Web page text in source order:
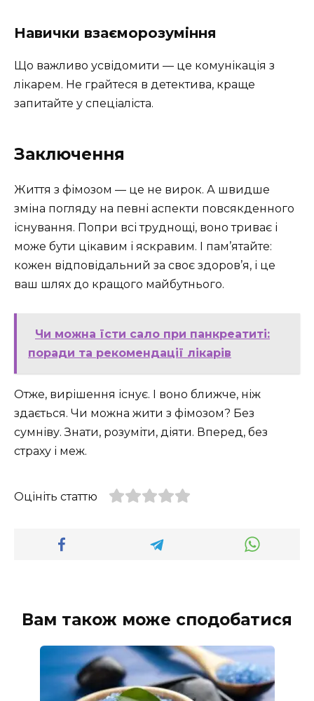
Навички взаєморозуміння
Що важливо усвідомити — це комунікація з
лікарем. Не грайтеся в детектива, краще
запитайте у спеціаліста.
Заключення
Життя з фімозом — це не вирок. А швидше
зміна погляду на певні аспекти повсякденного
існування. Попри всі труднощі, воно триває і
може бути цікавим і яскравим. І пам’ятайте:
кожен відповідальний за своє здоров’я, і це
ваш шлях до кращого майбутнього.
Чи можна їсти сало при панкреатиті:
поради та рекомендації лікарів
Отже, вирішення існує. І воно ближче, ніж
здається. Чи можна жити з фімозом? Без
сумніву. Знати, розуміти, діяти. Вперед, без
страху і меж.
Оцініть статтю
Вам також може сподобатися